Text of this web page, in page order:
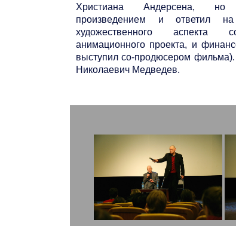
Христиана Андерсена, но
произведением и ответил
художественного аспекта
анимационного проекта, и
выступил со-продюсером
Николаевич Медведев.